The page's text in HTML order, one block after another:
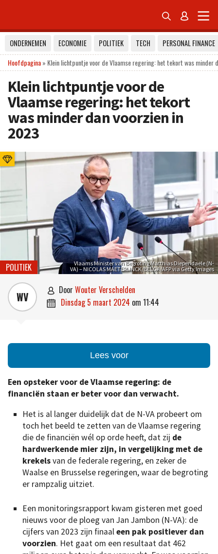
 
ONDERNEMEN ECONOMIE POLITIEK TECH
PERSONAL FINANCE
Hoofdpagina» Klein lichtpuntje voor de Vlaamse regering: het tekort was minder
Klein lichtpuntje voor de
Vlaamse regering: het tekort
was minder dan voorzien in
2023
Vlaams Minister van Begroting Matthias Diependaele (N-
VA) – NICOLAS MAETERLINCK/BELGA/AFP via Getty Images
POLITIEK
WV  door Wouter Verschelden
 dinsdag 5 maart 2024 om 11:44
Lees voor
Een opsteker voor de Vlaamse regering: de
financiën staan er beter voor dan verwacht.
Het is al langer duidelijk dat de N-VA probeert om
toch het beeld te zetten van de Vlaamse regering
die de financiën wél op orde heeft, dat zij de
hardwerkende mier zijn, in vergelijking met de
krekelsvan de federale regering, en zeker de
Waalse en Brusselse regeringen, waar de begroting
er rampzalig uitziet.
Een monitoringsrapport kwam gisteren met goed
nieuws voor de ploeg van Jan Jambon (N-VA): de
cijfers van 2023 zijn finaaleen pak positiever dan
voorzien. Het gaat om een resultaat dat 462